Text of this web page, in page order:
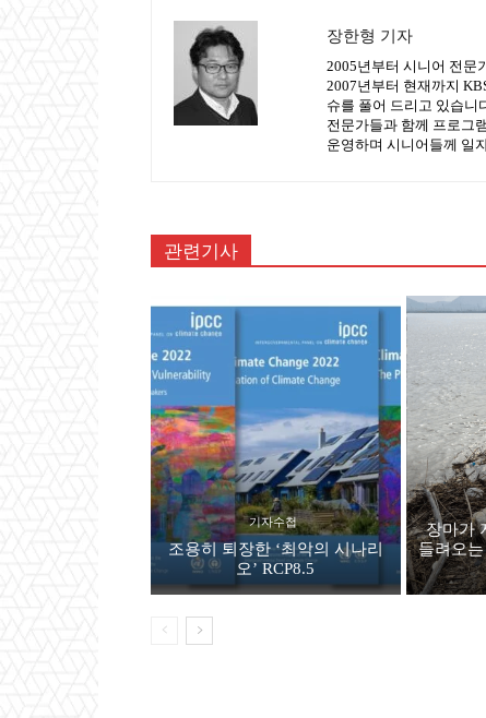
장한형 기자
2005년부터 시니어 전문
2007년부터 현재까지
슈를 풀어 드리고 있습니
전문가들과 함께 프로그
운영하며 시니어들께 일
관련기사
기자수첩
조용히 퇴장한 ‘최악의 시나리
오’ RCP8.5
장마가
들려오는